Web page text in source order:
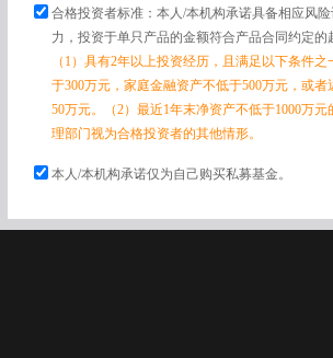
合格投资者标准：本人/本机构承诺具备相应风
力，投资于单只产品的金额符合产品合同约定的
（1）具有2年以上投资经历，且满足以下条件
于300万元，家庭金融资产不低于500万元，或
50万元。（2）最近1年末净资产不低于1000万
理部门视为合格投资者的其他情形。
本人/本机构承诺仅为自己购买私募基金。